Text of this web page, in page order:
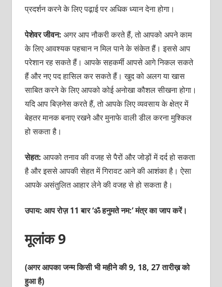
प्रदर्शन करने के लिए पढ़ा़ई पर अधिक ध्‍यान देना होगा।
पेशेवर जीवन: अगर आप नौकरी करते हैं, तो आपको अपने काम
के लिए आवश्‍यक पहचान न मिल पाने के संकेत हैं। इससे आप
परेशान रह सकते हैं। आपके सहकर्मी आपसे आगे निकल सकते
हैं और नए पद हासिल कर सकते हैं। खुद को अलग या खास
साबित करने के लिए आपको कोई अनोखा कौशल सीखना होगा।
यदि आप बिज़नेस करते हैं, तो आपके लिए व्‍यवसाय के क्षेत्र में
बेहतर मानक बनाए रखने और मुनाफे वाली डील करना मुश्किल
हो सकता है।
सेहत: आपको तनाव की वजह से पैरों और जोड़ों में दर्द हो सकता
है और इससे आपकी सेहत में गिरावट आने की आशंका है। ऐसा
आपके असंतुलित आहार लेने की वजह से हो सकता है।
उपाय: आप रोज़ 11 बार ‘ॐ हनुमते नम:’ मंत्र का जाप करें।
मूलांक 9
(अगर आपका जन्म किसी भी महीने की 9, 18, 27 तारीख़ को
हुआ है)